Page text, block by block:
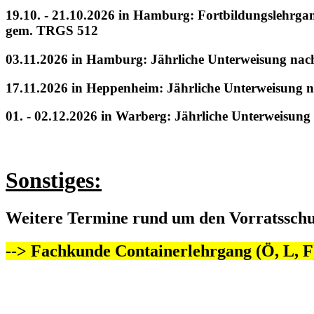
19.10. - 21.10.2026 in Hamburg:
gem. TRGS 512
03.11.2026 in Hamburg: Jährliche Unterweisung
17.11.2026 in Heppenheim: Jährliche
01. - 02.12.2026 in Warberg: Jährliche
Sonstiges:
Weitere Termine rund um den
--> Fachkunde Containerlehrgang (Ö, L,